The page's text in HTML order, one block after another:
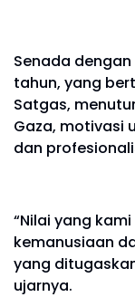
Senada
tahun, yang
Satgas,
Gaza, motivasi
dan
“Nilai yang
kemanusiaan
yang
ujarnya.